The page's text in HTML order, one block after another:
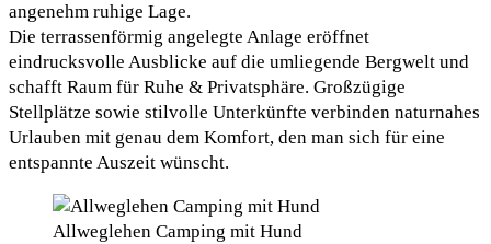
angenehm ruhige Lage.
Die terrassenförmig angelegte Anlage eröffnet
eindrucksvolle Ausblicke auf die umliegende Bergwelt und
schafft Raum für Ruhe & Privatsphäre. Großzügige
Stellplätze sowie stilvolle Unterkünfte verbinden naturnahes
Urlauben mit genau dem Komfort, den man sich für eine
entspannte Auszeit wünscht.
Allweglehen Camping mit Hund